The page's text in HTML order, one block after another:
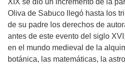
XIX se dio un incremento de la
Oliva de Sabuco llegó hasta los
de su padre los derechos de
antes de este evento del siglo
en el mundo medieval de la
botánica, las matemáticas, la